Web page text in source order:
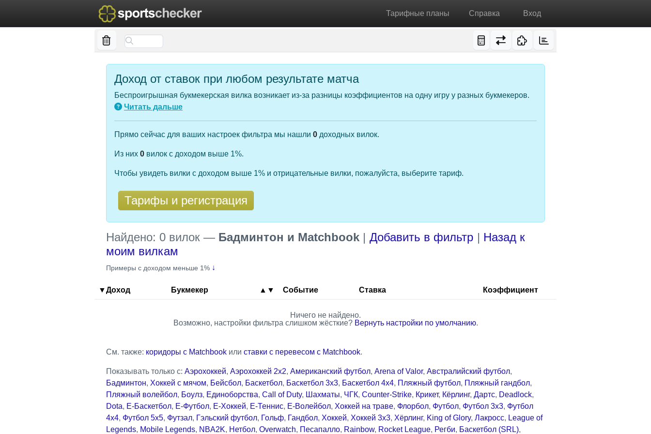
Тарифные планы Справка Вход
Доход от ставок при любом результате матча
Беспроигрышная букмекерская вилка возникает из-за разницы коэффициентов на одну игру у разных букмекеров.
Читать дальше
Прямо сейчас для ваших настроек фильтра мы нашли 0 доходных вилок.
Из них 0 вилок с доходом выше 1%.
Чтобы увидеть вилки с доходом выше 1% и отрицательные вилки, пожалуйста, выберите тариф.
Тарифы и регистрация
Найдено: 0 вилок — Бадминтон и Matchbook | Добавить в фильтр | Назад к
моим вилкам
Примеры с доходом меньше 1% ↓
▼Доход Букмекер ▲▼ Событие Ставка Коэффициент
Ничего не найдено.
Возможно, настройки фильтра слишком жёсткие? Вернуть настройки по умолчанию.
См. также: коридоры с Matchbook или ставки с перевесом с Matchbook.
Показывать только с: Аэрохоккей, Аэрохоккей 2x2, Американский футбол, Arena of Valor, Австралийский футбол,
Бадминтон, Хоккей с мячом, Бейсбол, Баскетбол, Баскетбол 3x3, Баскетбол 4x4, Пляжный футбол, Пляжный гандбол,
Пляжный волейбол, Боулз, Единоборства, Call of Duty, Шахматы, ЧГК, Counter-Strike, Крикет, Кёрлинг, Дартс, Deadlock,
Dota, Е-Баскетбол, Е-Футбол, Е-Хоккей, Е-Теннис, Е-Волейбол, Хоккей на траве, Флорбол, Футбол, Футбол 3x3, Футбол
4x4, Футбол 5x5, Футзал, Гэльский футбол, Гольф, Гандбол, Хоккей, Хоккей 3x3, Хёрлинг, King of Glory, Лакросс, League of
Legends, Mobile Legends, NBA2K, Нетбол, Overwatch, Песапалло, Rainbow, Rocket League, Регби, Баскетбол (SRL),